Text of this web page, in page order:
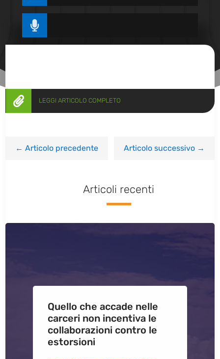

 LEGGI ARTICOLO COMPLETO
←Articolo precedente Articolo successivo→
Articoli recenti
Quello che accade nelle
carceri non incentiva le
collaborazioni contro le
estorsioni